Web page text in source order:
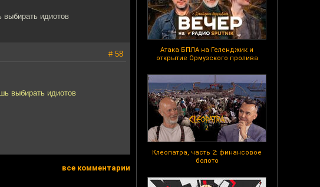
Атака БПЛА на Геленджик и
открытие Ормузского пролива
Клеопатра, часть 2: финансовое
болото
выбирать идиотов
# 58
выбирать идиотов
все комментарии